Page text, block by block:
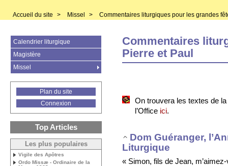
Accueil du site > Missel > Commentaires liturgiques pour les grandes
Commentaires
Pierre et Paul
On trouvera les textes de
l’Office ici.
Dom Guéranger,
Liturgique
« Simon, fils de Jean,
Calendrier liturgique
Magistère
Missel
Plan du site
Connexion
Top Articles
Les plus populaires
Vigile des Apôtres
Ordo Missæ - Ordinaire de la